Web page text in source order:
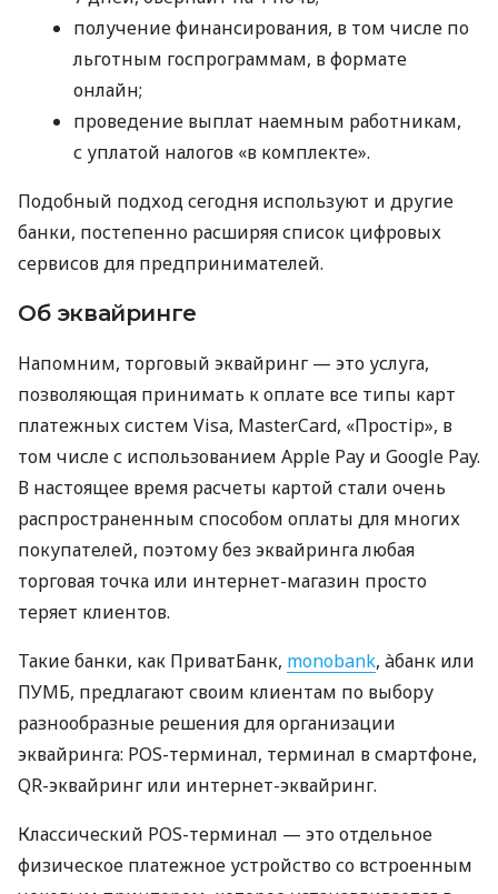
получение финансирования, в том числе по
льготным госпрограммам, в формате
онлайн;
проведение выплат наемным работникам,
с уплатой налогов «в комплекте».
Подобный подход сегодня используют и другие
банки, постепенно расширяя список цифровых
сервисов для предпринимателей.
Об эквайринге
Напомним, торговый эквайринг — это услуга,
позволяющая принимать к оплате все типы карт
платежных систем Visa, MasterCard, «Простір», в
том числе с использованием Apple Pay и Google Pay.
В настоящее время расчеты картой стали очень
распространенным способом оплаты для многих
покупателей, поэтому без эквайринга любая
торговая точка или интернет-магазин просто
теряет клиентов.
Такие банки, как ПриватБанк, monobank, àбанк или
ПУМБ, предлагают своим клиентам по выбору
разнообразные решения для организации
эквайринга: POS-терминал, терминал в смартфоне,
QR-эквайринг или интернет-эквайринг.
Классический POS-терминал — это отдельное
физическое платежное устройство со встроенным